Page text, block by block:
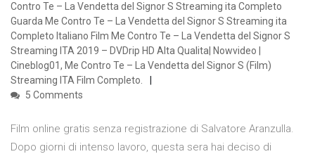
Contro Te – La Vendetta del Signor S Streaming ita Completo
Guarda Me Contro Te – La Vendetta del Signor S Streaming ita
Completo Italiano Film Me Contro Te – La Vendetta del Signor S
Streaming ITA 2019 – DVDrip HD Alta Qualita| Nowvideo |
Cineblog01, Me Contro Te – La Vendetta del Signor S (Film)
Streaming ITA Film Completo.
5 Comments
Film online gratis senza registrazione di Salvatore Aranzulla.
Dopo giorni di intenso lavoro, questa sera hai deciso di